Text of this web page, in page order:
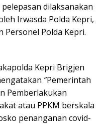
dilaksanakan
Irwasda Polda Kepri,
Personel Polda Kepri.
Kepri Brigjen
″Pemerintah
Pemberlakukan
atau PPKM berskala
penanganan covid-